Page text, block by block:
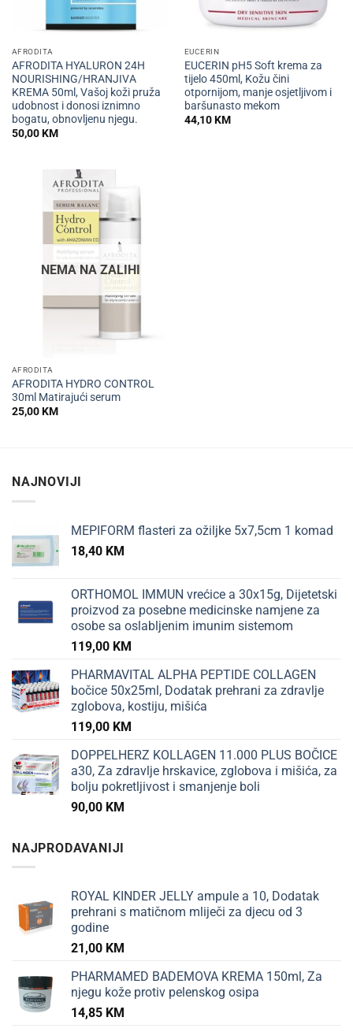
AFRODITA
AFRODITA HYALURON 24H
NOURISHING/HRANJIVA
KREMA 50ml, Vašoj koži pruža
udobnost i donosi iznimno
bogatu, obnovljenu njegu.
50,00KM
EUCERIN
EUCERIN pH5 Soft krema za
tijelo 450ml, Kožu čini
otpornijom, manje osjetljivom i
baršunasto mekom
44,10KM
NEMA NA ZALIHI
AFRODITA
AFRODITA HYDRO CONTROL
30ml Matirajući serum
25,00KM
NAJNOVIJI
MEPIFORM flasteri za ožiljke 5x7,5cm 1 komad
18,40 KM
ORTHOMOL IMMUN vrećice a 30x15g, Dijetetski
proizvod za posebne medicinske namjene za
osobe sa oslabljenim imunim sistemom
119,00 KM
PHARMAVITAL ALPHA PEPTIDE COLLAGEN
bočice 50x25ml, Dodatak prehrani za zdravlje
zglobova, kostiju, mišića
119,00 KM
DOPPELHERZ KOLLAGEN 11.000 PLUS BOČICE
a30, Za zdravlje hrskavice, zglobova i mišića, za
bolju pokretljivost i smanjenje boli
90,00 KM
NAJPRODAVANIJI
ROYAL KINDER JELLY ampule a 10, Dodatak
prehrani s matičnom mliječi za djecu od 3
godine
21,00 KM
PHARMAMED BADEMOVA KREMA 150ml, Za
njegu kože protiv pelenskog osipa
14,85 KM